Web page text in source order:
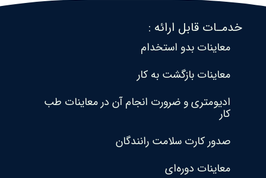
خدمـات قابل ارائه :
معاینات بدو استخدام
معاینات بازگشت به کار
ادیومتری و ضرورت انجام آن در معاینات طب
کار
صدور کارت سلامت رانندگان
معاینات دوره‌ای